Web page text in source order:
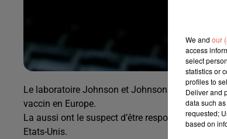
Le laboratoire Johnson et Johnson reportent le
vaccin en Europe.
La aussi ont le suspect d’être responsable de
Etats-Unis.
We and our
access
select
statistics or
profiles to
Deliver and
data such
requested;
based on